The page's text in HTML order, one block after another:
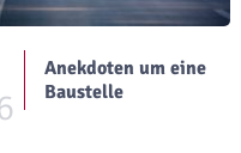
Anekdoten um eine
Baustelle